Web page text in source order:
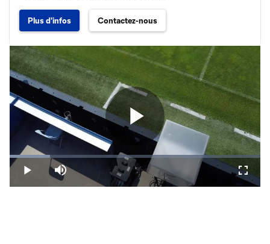
Plus d'infos Contactez-nous
Play
Play Mute
Loaded:
16.02%